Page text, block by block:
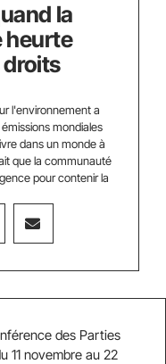
la
heurte
l'environnement a
mondiales
dans un monde à
que la communauté
pour contenir la
des Parties
11 novembre au 22